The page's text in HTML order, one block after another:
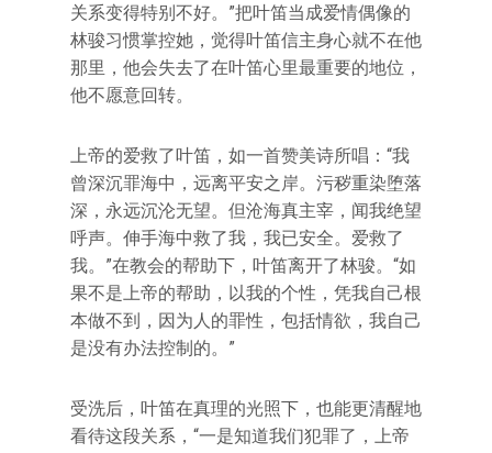
关系变得特别不好。”把叶笛当成爱情偶像的
林骏习惯掌控她，觉得叶笛信主身心就不在他
那里，他会失去了在叶笛心里最重要的地位，
他不愿意回转。
上帝的爱救了叶笛，如一首赞美诗所唱：“我
曾深沉罪海中，远离平安之岸。污秽重染堕落
深，永远沉沦无望。但沧海真主宰，闻我绝望
呼声。伸手海中救了我，我已安全。爱救了
我。”在教会的帮助下，叶笛离开了林骏。“如
果不是上帝的帮助，以我的个性，凭我自己根
本做不到，因为人的罪性，包括情欲，我自己
是没有办法控制的。”
受洗后，叶笛在真理的光照下，也能更清醒地
看待这段关系，“一是知道我们犯罪了，上帝